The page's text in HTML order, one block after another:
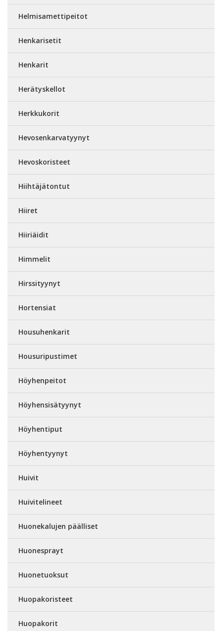
Helmisamettipeitot
Henkarisetit
Henkarit
Herätyskellot
Herkkukorit
Hevosenkarvatyynyt
Hevoskoristeet
Hiihtäjätontut
Hiiret
Hiiriäidit
Himmelit
Hirssityynyt
Hortensiat
Housuhenkarit
Housuripustimet
Höyhenpeitot
Höyhensisätyynyt
Höyhentiput
Höyhentyynyt
Huivit
Huivitelineet
Huonekalujen päälliset
Huonesprayt
Huonetuoksut
Huopakoristeet
Huopakorit